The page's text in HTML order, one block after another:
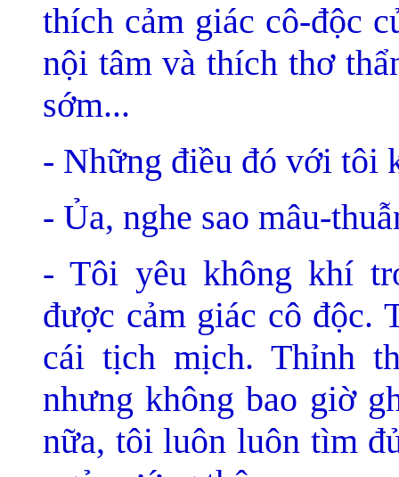
thích cảm giác cô-độc
nội tâm và thích thơ
sớm...
- Những điều đó với tôi
- Ủa, nghe sao mâu-
- Tôi yêu không khí
được cảm giác cô độc.
cái tịch mịch. Thỉnh
nhưng không bao giờ
nữa, tôi luôn luôn tìm